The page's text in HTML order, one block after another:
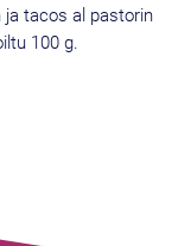
ja tacos al pastorin
100 g.